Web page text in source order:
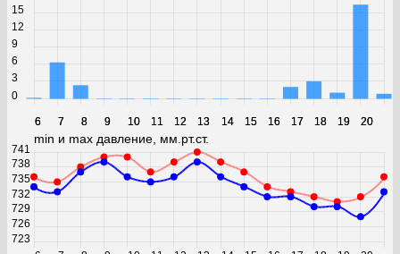
6 7 8 9 10 11 12 13 14 15 16 17 18 19 20
6 7 8 9 10 11 12 13 14 15 16 17 18 19 20
0
3
6
9
12
15
min и max давление, мм.рт.ст.
723
726
729
732
735
738
741